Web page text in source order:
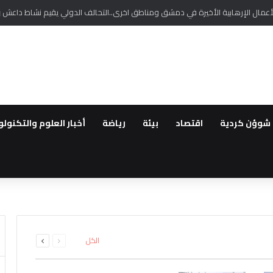
سري كانية يخرجون بوقفة احتجاجية للمطالبة بتقديم تعويضات عادلة لهم
شوؤن كردية اقتصاد بيئة رياضة أخبار العلوم
القطاع المالي
سوريين بتهمة قيادة شبكات
إصابة أربعة أشخاص بجروح في
السعودية تجدد دعوتها
الارهابي في بلدة
الكل الصفحةالصفحة